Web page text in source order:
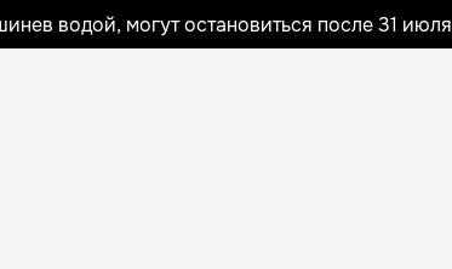
водой, могут остановиться после 31 июля